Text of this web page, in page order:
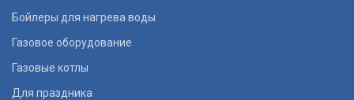
Бойлеры для нагрева воды
Газовое оборудование
Газовые котлы
Для праздника